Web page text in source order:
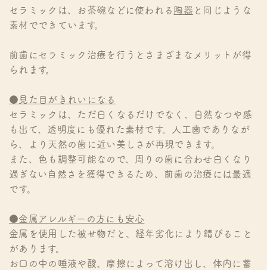
セラミックは、お茶碗などに使われる陶器 と同じような
素材でできています。
前歯にセラミック治療を行うとさまざまなメリットが得
られます。
●見た目がきれいになる
セラミックは、ただ白くなるだけでなく、自然なつや感
も出て、透明度にも優れた素材です。人工歯でありなが
ら、より天然の歯に近い美しさが再現できます。
また、色も調整可能なので、周りの歯に合わせ白くなり
過ぎない自然さを獲得できるため、前歯の治療には最適
です。
●金属アレルギーの方にも安心
金属を使用した被せ物だと、経年劣化により錆びること
があります。
お口の中の唾液や酸、摩擦によって溶け出し、体内に蓄